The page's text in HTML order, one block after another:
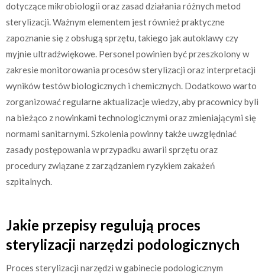
dotyczące mikrobiologii oraz zasad działania różnych metod
sterylizacji. Ważnym elementem jest również praktyczne
zapoznanie się z obsługą sprzętu, takiego jak autoklawy czy
myjnie ultradźwiękowe. Personel powinien być przeszkolony w
zakresie monitorowania procesów sterylizacji oraz interpretacji
wyników testów biologicznych i chemicznych. Dodatkowo warto
zorganizować regularne aktualizacje wiedzy, aby pracownicy byli
na bieżąco z nowinkami technologicznymi oraz zmieniającymi się
normami sanitarnymi. Szkolenia powinny także uwzględniać
zasady postępowania w przypadku awarii sprzętu oraz
procedury związane z zarządzaniem ryzykiem zakażeń
szpitalnych.
Jakie przepisy regulują proces
sterylizacji narzędzi podologicznych
Proces sterylizacji narzędzi w gabinecie podologicznym